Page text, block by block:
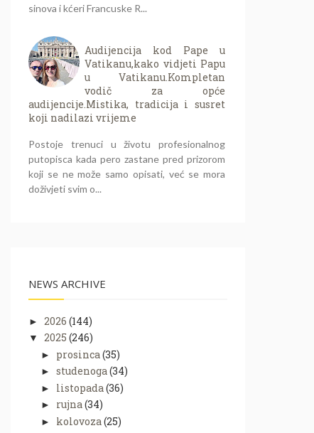
sinova i kćeri Francuske R...
Audijencija kod Pape u
Vatikanu,kako vidjeti Papu
u Vatikanu.Kompletan
vodič za opće
audijencije.Mistika, tradicija i susret
koji nadilazi vrijeme
Postoje trenuci u životu profesionalnog
putopisca kada pero zastane pred prizorom
koji se ne može samo opisati, već se mora
doživjeti svim o...
NEWS ARCHIVE
► 2026 (144)
▼ 2025 (246)
► prosinca(35)
► studenoga(34)
► listopada(36)
► rujna(34)
► kolovoza(25)